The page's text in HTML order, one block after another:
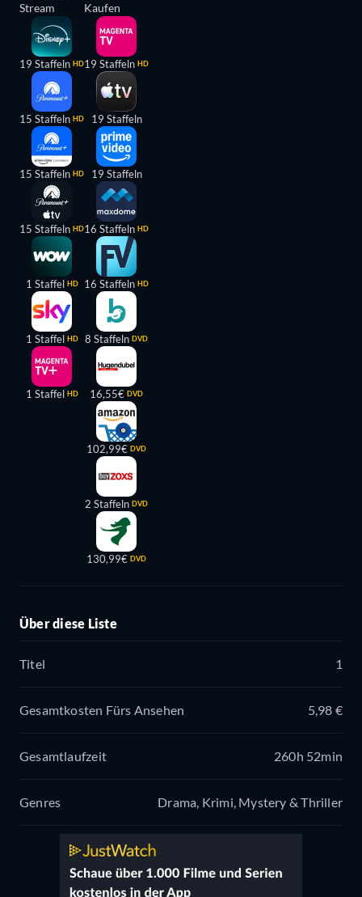
Stream
19 Staffeln HD
15 Staffeln HD
15 Staffeln HD
15 Staffeln HD
1 Staffel HD
1 Staffel HD
1 Staffel HD
Kaufen
19 Staffeln HD
19 Staffeln
19 Staffeln
16 Staffeln HD
16 Staffeln HD
8 Staffeln DVD
16,55€ DVD
102,99€ DVD
2 Staffeln DVD
130,99€ DVD
Über diese Liste
Titel 1
Gesamtkosten Fürs Ansehen 5,98 €
Gesamtlaufzeit 260h 52min
Genres Drama, Krimi, Mystery & Thriller